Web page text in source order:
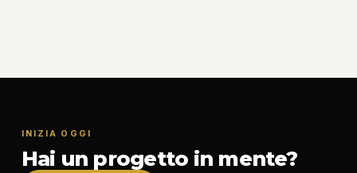
INIZIA OGGI
Hai un progetto in mente?